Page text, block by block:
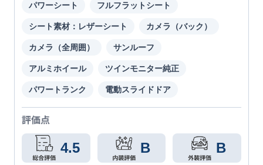
パワーシート フルフラットシート
シート素材：レザーシート カメラ（バック）
カメラ（全周囲） サンルーフ
アルミホイール ツインモニター純正
パワートランク 電動スライドドア
評価点
4.5 B B